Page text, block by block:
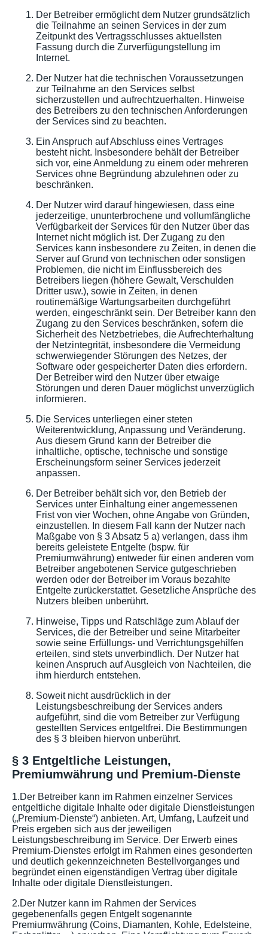
Der Betreiber ermöglicht dem Nutzer grundsätzlich
die Teilnahme an seinen Services in der zum
Zeitpunkt des Vertragsschlusses aktuellsten
Fassung durch die Zurverfügungstellung im
Internet.
Der Nutzer hat die technischen Voraussetzungen
zur Teilnahme an den Services selbst
sicherzustellen und aufrechtzuerhalten. Hinweise
des Betreibers zu den technischen Anforderungen
der Services sind zu beachten.
Ein Anspruch auf Abschluss eines Vertrages
besteht nicht. Insbesondere behält der Betreiber
sich vor, eine Anmeldung zu einem oder mehreren
Services ohne Begründung abzulehnen oder zu
beschränken.
Der Nutzer wird darauf hingewiesen, dass eine
jederzeitige, ununterbrochene und vollumfängliche
Verfügbarkeit der Services für den Nutzer über das
Internet nicht möglich ist. Der Zugang zu den
Services kann insbesondere zu Zeiten, in denen die
Server auf Grund von technischen oder sonstigen
Problemen, die nicht im Einflussbereich des
Betreibers liegen (höhere Gewalt, Verschulden
Dritter usw.), sowie in Zeiten, in denen
routinemäßige Wartungsarbeiten durchgeführt
werden, eingeschränkt sein. Der Betreiber kann den
Zugang zu den Services beschränken, sofern die
Sicherheit des Netzbetriebes, die Aufrechterhaltung
der Netzintegrität, insbesondere die Vermeidung
schwerwiegender Störungen des Netzes, der
Software oder gespeicherter Daten dies erfordern.
Der Betreiber wird den Nutzer über etwaige
Störungen und deren Dauer möglichst unverzüglich
informieren.
Die Services unterliegen einer steten
Weiterentwicklung, Anpassung und Veränderung.
Aus diesem Grund kann der Betreiber die
inhaltliche, optische, technische und sonstige
Erscheinungsform seiner Services jederzeit
anpassen.
Der Betreiber behält sich vor, den Betrieb der
Services unter Einhaltung einer angemessenen
Frist von vier Wochen, ohne Angabe von Gründen,
einzustellen. In diesem Fall kann der Nutzer nach
Maßgabe von § 3 Absatz 5 a) verlangen, dass ihm
bereits geleistete Entgelte (bspw. für
Premiumwährung) entweder für einen anderen vom
Betreiber angebotenen Service gutgeschrieben
werden oder der Betreiber im Voraus bezahlte
Entgelte zurückerstattet. Gesetzliche Ansprüche des
Nutzers bleiben unberührt.
Hinweise, Tipps und Ratschläge zum Ablauf der
Services, die der Betreiber und seine Mitarbeiter
sowie seine Erfüllungs- und Verrichtungsgehilfen
erteilen, sind stets unverbindlich. Der Nutzer hat
keinen Anspruch auf Ausgleich von Nachteilen, die
ihm hierdurch entstehen.
Soweit nicht ausdrücklich in der
Leistungsbeschreibung der Services anders
aufgeführt, sind die vom Betreiber zur Verfügung
gestellten Services entgeltfrei. Die Bestimmungen
des § 3 bleiben hiervon unberührt.
§ 3 Entgeltliche Leistungen,
Premiumwährung und Premium-Dienste
1.Der Betreiber kann im Rahmen einzelner Services
entgeltliche digitale Inhalte oder digitale Dienstleistungen
(„Premium-Dienste“) anbieten. Art, Umfang, Laufzeit und
Preis ergeben sich aus der jeweiligen
Leistungsbeschreibung im Service. Der Erwerb eines
Premium-Dienstes erfolgt im Rahmen eines gesonderten
und deutlich gekennzeichneten Bestellvorganges und
begründet einen eigenständigen Vertrag über digitale
Inhalte oder digitale Dienstleistungen.
2.Der Nutzer kann im Rahmen der Services
gegebenenfalls gegen Entgelt sogenannte
Premiumwährung (Coins, Diamanten, Kohle, Edelsteine,